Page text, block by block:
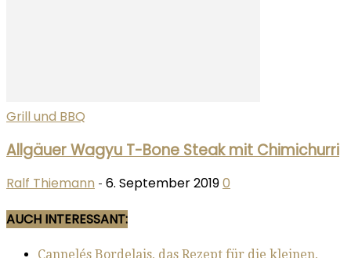
Grill und BBQ
Allgäuer Wagyu T-Bone Steak mit Chimichurri
Ralf Thiemann - 6. September 20190
AUCH INTERESSANT:
Cannelés Bordelais, das Rezept für die kleinen,